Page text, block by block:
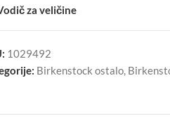
za veličine
1029492
Birkenstock ostalo,